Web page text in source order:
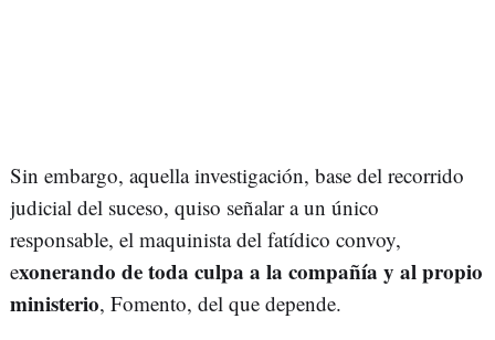
Sin embargo, aquella investigación, base del recorrido
judicial del suceso, quiso señalar a un único
responsable, el maquinista del fatídico convoy,
exonerando de toda culpa a la compañía y al propio
ministerio, Fomento, del que depende.